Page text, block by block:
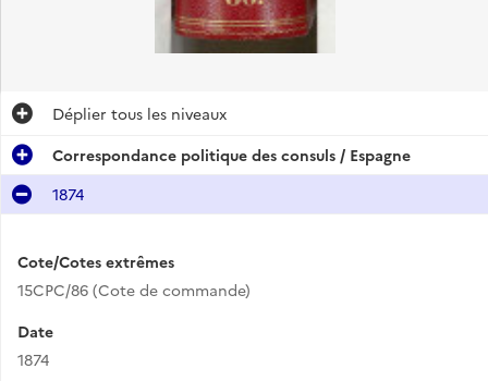
Déplier tous les niveaux
Correspondance politique des consuls / Espagne
1874
Cote/Cotes extrêmes
15CPC/86 (Cote de commande)
Date
1874